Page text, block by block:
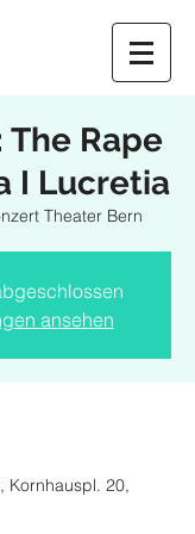
The Rape
I Lucretia
Theater Bern
ansehen
Kornhauspl. 20,